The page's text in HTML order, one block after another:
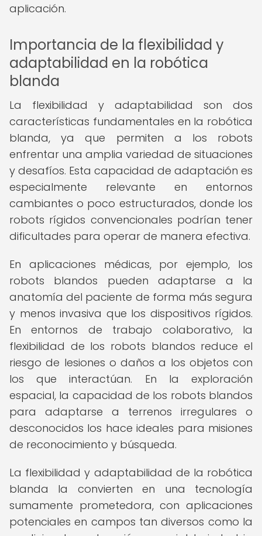
aplicación.
Importancia de la flexibilidad y
adaptabilidad en la robótica
blanda
La flexibilidad y adaptabilidad son dos
características fundamentales en la robótica
blanda, ya que permiten a los robots
enfrentar una amplia variedad de situaciones
y desafíos. Esta capacidad de adaptación es
especialmente relevante en entornos
cambiantes o poco estructurados, donde los
robots rígidos convencionales podrían tener
dificultades para operar de manera efectiva.
En aplicaciones médicas, por ejemplo, los
robots blandos pueden adaptarse a la
anatomía del paciente de forma más segura
y menos invasiva que los dispositivos rígidos.
En entornos de trabajo colaborativo, la
flexibilidad de los robots blandos reduce el
riesgo de lesiones o daños a los objetos con
los que interactúan. En la exploración
espacial, la capacidad de los robots blandos
para adaptarse a terrenos irregulares o
desconocidos los hace ideales para misiones
de reconocimiento y búsqueda.
La flexibilidad y adaptabilidad de la robótica
blanda la convierten en una tecnología
sumamente prometedora, con aplicaciones
potenciales en campos tan diversos como la